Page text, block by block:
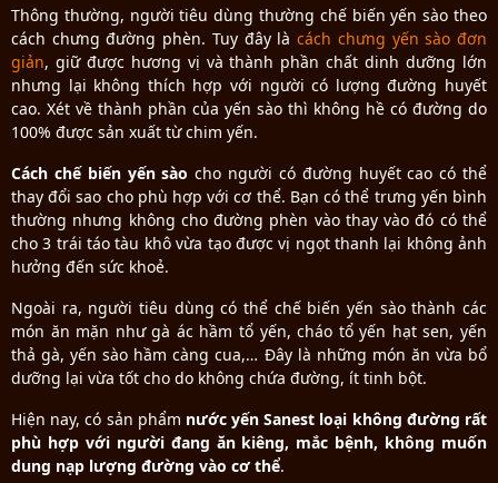
Thông thường, người tiêu dùng thường chế biến yến sào theo
cách chưng đường phèn. Tuy đây làcách chưng yến sào đơn
giản, giữ được hương vị và thành phần chất dinh dưỡng lớn
nhưng lại không thích hợp với người có lượng đường huyết
cao. Xét về thành phần của yến sào thì không hề có đường do
100% được sản xuất từ chim yến.
Cách chế biến yến sào cho người có đường huyết cao có thể
thay đổi sao cho phù hợp với cơ thể. Bạn có thể trưng yến bình
thường nhưng không cho đường phèn vào thay vào đó có thể
cho 3 trái táo tàu khô vừa tạo được vị ngọt thanh lại không ảnh
hưởng đến sức khoẻ.
Ngoài ra, người tiêu dùng có thể chế biến yến sào thành các
món ăn mặn như gà ác hầm tổ yến, cháo tổ yến hạt sen, yến
thả gà, yến sào hầm càng cua,… Đây là những món ăn vừa bổ
dưỡng lại vừa tốt cho do không chứa đường, ít tinh bột.
Hiện nay, có sản phẩm nước yến Sanest loại không đường rất
phù hợp với người đang ăn kiêng, mắc bệnh, không muốn
dung nạp lượng đường vào cơ thể.